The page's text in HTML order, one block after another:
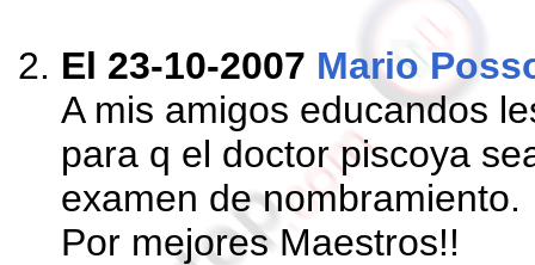
El 23-10-2007 Mario
A mis amigos educandos
para q el doctor piscoya
examen de nombramiento.
Por mejores Maestros!!